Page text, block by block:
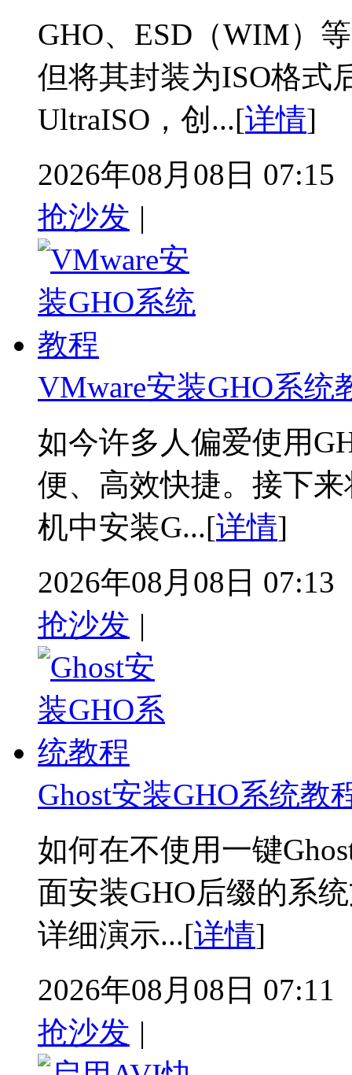
GHO、ESD（WIM）
但将其封装为ISO格式
UltraISO，创...[详情]
2026年08月08日 07:15
抢沙发 |
VMware安装GHO系统
如今许多人偏爱使用
便、高效快捷。接下
机中安装G...[详情]
2026年08月08日 07:13
抢沙发 |
Ghost安装GHO系统教
如何在不使用一键
面安装GHO后缀的系
详细演示...[详情]
2026年08月08日 07:11
抢沙发 |